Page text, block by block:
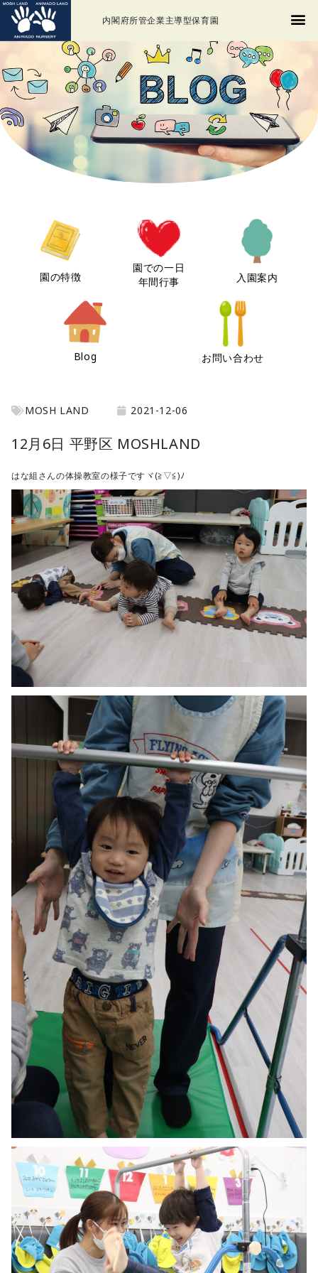
内閣府所管企業主導型保育園
園の特徴
園での一日
年間行事
入園案内
Blog お問い合わせ
MOSH LAND 2021-12-06
12月6日 平野区 MOSHLAND
はな組さんの体操教室の様子ですヾ(≧▽≦)ﾉ